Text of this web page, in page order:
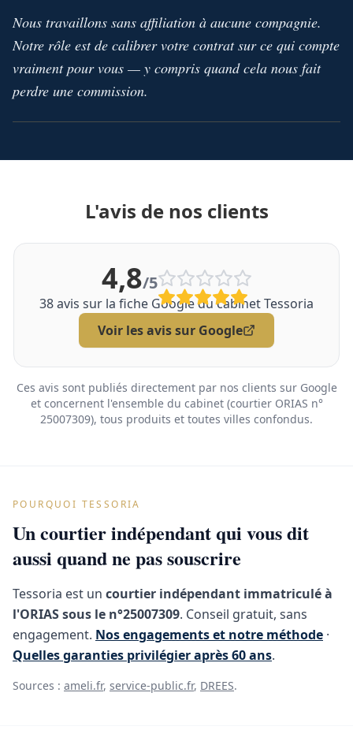
Nous travaillons sans affiliation à aucune compagnie.
Notre rôle est de calibrer votre contrat sur ce qui compte
vraiment pour vous — y compris quand cela nous fait
perdre une commission.
L'avis de nos clients
4,8/5
38avis sur la fiche Google du cabinet Tessoria
Voir les avis sur Google
Ces avis sont publiés directement par nos clients sur Google
et concernent l'ensemble du cabinet (courtier ORIAS n°
25007309), tous produits et toutes villes confondus.
POURQUOI TESSORIA
Un courtier indépendant qui vous dit
aussi quand ne pas souscrire
Tessoria est un courtier indépendant immatriculé à
l'ORIAS sous le n°25007309. Conseil gratuit, sans
engagement. Nos engagements et notre méthode ·
Quelles garanties privilégier après 60 ans.
Sources : ameli.fr, service-public.fr, DREES.